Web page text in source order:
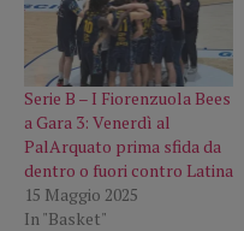
Serie B – I Fiorenzuola Bees
a Gara 3: Venerdì al
PalArquato prima sfida da
dentro o fuori contro Latina
15 Maggio 2025
In "Basket"